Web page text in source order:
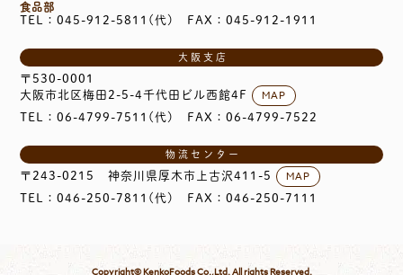
食品部
TEL：045-912-5811(代) FAX：045-912-1911
大阪支店
〒530-0001
大阪市北区梅田2-5-4千代田ビル西館4F
MAP
TEL：06-4799-7511(代) FAX：06-4799-7522
物流センター
〒243-0215 神奈川県厚木市上古沢411-5 MAP
TEL：046-250-7811(代) FAX：046-250-7111
Copyright© KenkoFoods Co.,Ltd. All rights Reserved.